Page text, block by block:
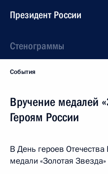
Президент России
Стенограммы
События
Вручение медалей
Героям России
В День героев
медали «Золотая